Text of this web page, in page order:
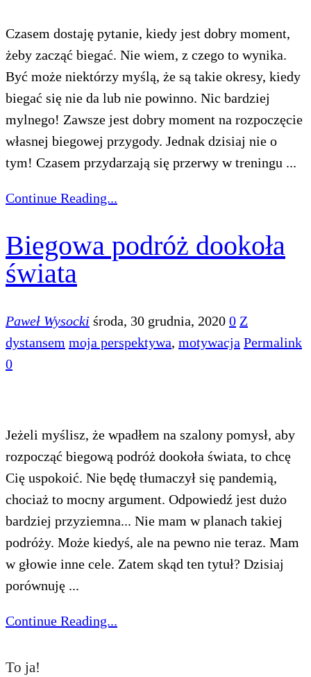
Czasem dostaję pytanie, kiedy jest dobry moment,
żeby zacząć biegać. Nie wiem, z czego to wynika.
Być może niektórzy myślą, że są takie okresy, kiedy
biegać się nie da lub nie powinno. Nic bardziej
mylnego! Zawsze jest dobry moment na rozpoczęcie
własnej biegowej przygody. Jednak dzisiaj nie o
tym! Czasem przydarzają się przerwy w treningu ...
Continue Reading...
Biegowa podróż dookoła
świata
Paweł Wysocki środa, 30 grudnia, 2020 0 Z
dystansem moja perspektywa, motywacja Permalink
0
Jeżeli myślisz, że wpadłem na szalony pomysł, aby
rozpocząć biegową podróż dookoła świata, to chcę
Cię uspokoić. Nie będę tłumaczył się pandemią,
chociaż to mocny argument. Odpowiedź jest dużo
bardziej przyziemna... Nie mam w planach takiej
podróży. Może kiedyś, ale na pewno nie teraz. Mam
w głowie inne cele. Zatem skąd ten tytuł? Dzisiaj
porównuję ...
Continue Reading...
To ja!